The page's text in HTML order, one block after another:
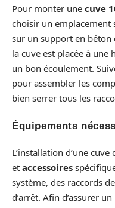
Pour monter une cuve
choisir un emplacement
sur un support en béton
la cuve est placée à
un bon écoulement.
pour assembler les
bien serrer tous les
Équipements
L’installation d’une
et accessoires
système, des raccords
d’arrêt. Afin d’assurer un